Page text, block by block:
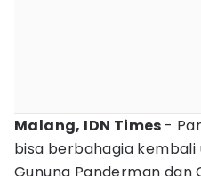
Malang, IDN Times -
bisa berbahagia kembali